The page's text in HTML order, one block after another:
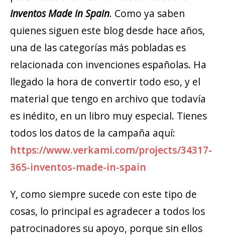
Inventos Made in Spain. Como ya saben
quienes siguen este blog desde hace años,
una de las categorías más pobladas es
relacionada con invenciones españolas. Ha
llegado la hora de convertir todo eso, y el
material que tengo en archivo que todavía
es inédito, en un libro muy especial. Tienes
todos los datos de la campaña aquí:
https://www.verkami.com/projects/34317-
365-inventos-made-in-spain
Y, como siempre sucede con este tipo de
cosas, lo principal es agradecer a todos los
patrocinadores su apoyo, porque sin ellos